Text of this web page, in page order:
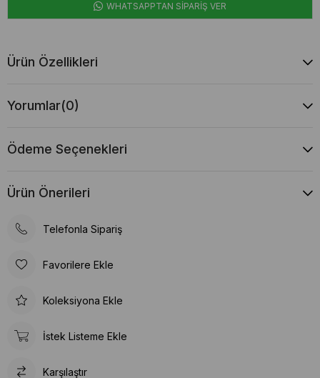
WHATSAPPTAN SİPARİŞ VER
Ürün Özellikleri
Yorumlar(0)
Ödeme Seçenekleri
Ürün Önerileri
Telefonla Sipariş
Favorilere Ekle
Koleksiyona Ekle
İstek Listeme Ekle
Karşılaştır